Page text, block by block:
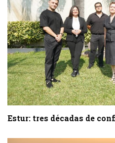
Estur: tres décadas de